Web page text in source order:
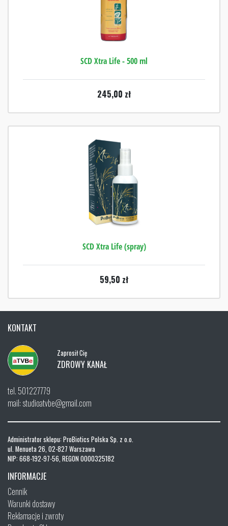
SCD Xtra Life - 500 ml
245,00 zł
SCD Xtra Life (spray)
59,50 zł
KONTAKT
Zaprosił Cię
ZDROWY KANAŁ
tel. 501227779
mail: studioatvbe@gmail.com
Administrator sklepu: ProBiotics Polska Sp. z o.o.
ul. Menueta 26, 02-827 Warszawa
NIP: 668-192-97-56, REGON 0000325182
INFORMACJE
Cennik
Warunki dostawy
Reklamacje i zwroty